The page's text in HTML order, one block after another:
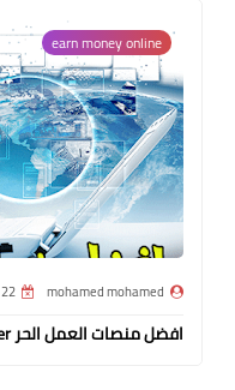
earn money online
mohamed mohamed 22 فبراير 2026
افضل منصات العمل الحر freelancer